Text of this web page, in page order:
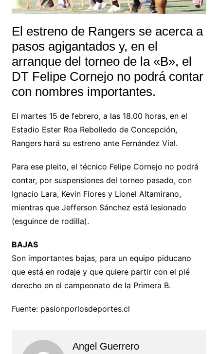
El estreno de Rangers se acerca a
pasos agigantados y, en el
arranque del torneo de la «B», el
DT Felipe Cornejo no podrá contar
con nombres importantes.
El martes 15 de febrero, a las 18.00 horas, en el
Estadio Ester Roa Rebolledo de Concepción,
Rangers hará su estreno ante Fernández Vial.
Para ese pleito, el técnico Felipe Cornejo no podrá
contar, por suspensiones del torneo pasado, con
Ignacio Lara, Kevin Flores y Lionel Altamirano,
mientras que Jefferson Sánchez está lesionado
(esguince de rodilla).
BAJAS
Son importantes bajas, para un equipo piducano
que está en rodaje y que quiere partir con el pié
derecho en el campeonato de la Primera B.
Fuente: pasionporlosdeportes.cl
Angel Guerrero